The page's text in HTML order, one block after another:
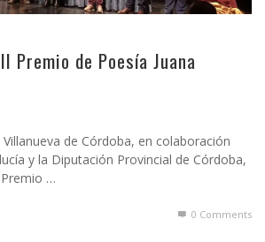
Premio de Poesía Juana
de Córdoba, en colaboración
y la Diputación Provincial de Córdoba,
…
0 Comments